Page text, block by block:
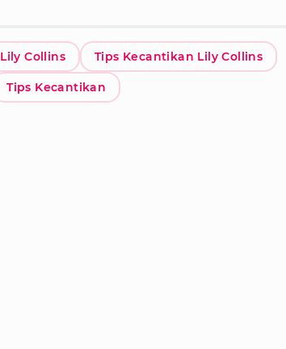
Lily Collins Tips Kecantikan Lily Collins
Tips Kecantikan